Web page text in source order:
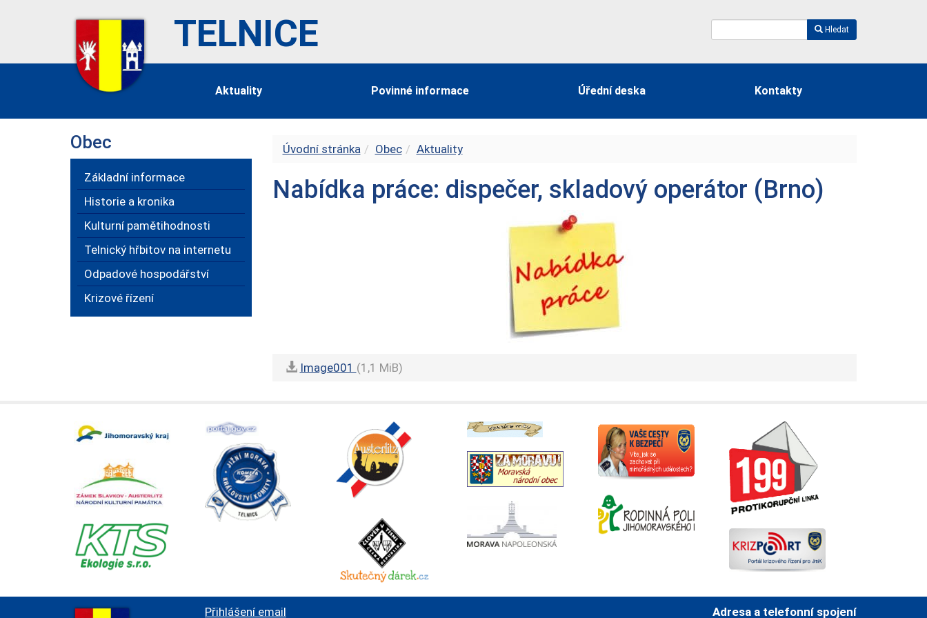
TELNICE Hledat
Aktuality Povinné informace Úřední deska Kontakty
Obec
Základní informace
Historie a kronika
Kulturní pamětihodnosti
Telnický hřbitov na internetu
Odpadové hospodářství
Krizové řízení
Úvodní stránka Obec Aktuality
Nabídka práce: dispečer, skladový operátor (Brno)
Image001 (1,1 MiB)
Přihlášení email Adresa a telefonní spojení